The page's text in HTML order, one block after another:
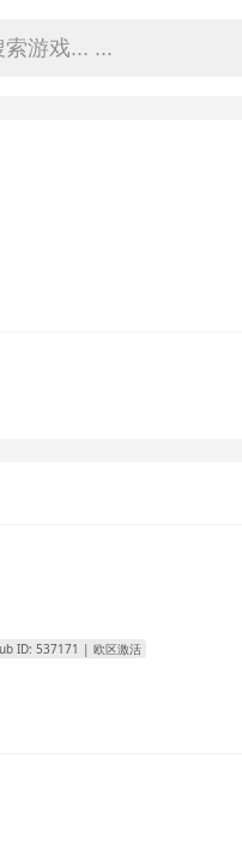
ID: 537171 | 欧区激活